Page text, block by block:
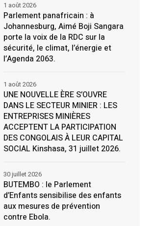
Parlement panafricain : à
Johannesburg, Aimé Boji Sangara
porte la voix de la RDC sur la
sécurité, le climat, l’énergie et
l’Agenda 2063.
1 août 2026
UNE NOUVELLE ÈRE S’OUVRE
DANS LE SECTEUR MINIER : LES
ENTREPRISES MINIÈRES
ACCEPTENT LA PARTICIPATION
DES CONGOLAIS À LEUR CAPITAL
SOCIAL Kinshasa, 31 juillet 2026.
1 août 2026
BUTEMBO : le Parlement
d’Enfants sensibilise des enfants
aux mesures de prévention
contre Ebola.
30 juillet 2026